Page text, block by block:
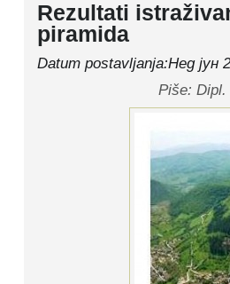
PREDSTAVLJANJE KNJIGA PROMO
Rezultati
piramida
Datum postavljanja:Нед јун
Piše: